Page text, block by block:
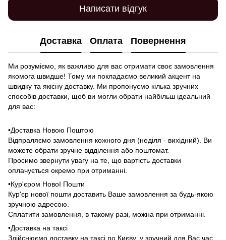
Написати відгук
Доставка Оплата Повернення
Ми розуміємо, як важливо для вас отримати своє замовлення
якомога швидше! Тому ми покладаємо великий акцент на
швидку та якісну доставку. Ми пропонуємо кілька зручних
способів доставки, щоб ви могли обрати найбільш ідеальний
для вас:
•Доставка Новою Поштою
Відпраляємо замовлення кожного дня (неділя - вихідний). Ви
можете обрати зручне відділення або поштомат.
Просимо звернути увагу на те, що вартість доставки
оплачується окремо при отриманні.
•Кур'єром Нової Пошти
Кур'єр нової пошти доставить Ваше замовлення за будь-якою
зручною адресою.
Сплатити замовлення, в такому разі, можна при отриманні.
•Доставка на таксі
Здійснюємо доставку на таксі по Києву, у зручний для Вас час,